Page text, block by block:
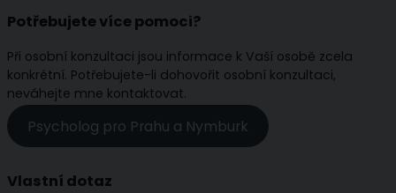
Potřebujete více pomoci?
Při osobní konzultaci jsou informace k Vaší osobě zcela
konkrétní. Potřebujete-li dohovořit osobní konzultaci,
neváhejte mne kontaktovat.
Psycholog pro Prahu a Nymburk
Vlastní dotaz